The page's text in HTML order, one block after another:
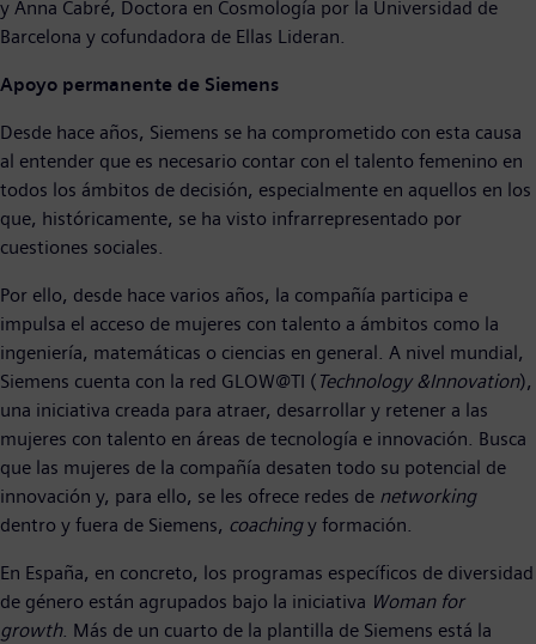
y Anna Cabré, Doctora en Cosmología por la Universidad de
Barcelona y cofundadora de Ellas Lideran.
Apoyo permanente de Siemens
Desde hace años, Siemens se ha comprometido con esta causa
al entender que es necesario contar con el talento femenino en
todos los ámbitos de decisión, especialmente en aquellos en los
que, históricamente, se ha visto infrarrepresentado por
cuestiones sociales.
Por ello, desde hace varios años, la compañía participa e
impulsa el acceso de mujeres con talento a ámbitos como la
ingeniería, matemáticas o ciencias en general. A nivel mundial,
Siemens cuenta con la red GLOW@TI ( Technology &Innovation),
una iniciativa creada para atraer, desarrollar y retener a las
mujeres con talento en áreas de tecnología e innovación. Busca
que las mujeres de la compañía desaten todo su potencial de
innovación y, para ello, se les ofrece redes de networking
dentro y fuera de Siemens, coachingy formación.
En España, en concreto, los programas específicos de diversidad
de género están agrupados bajo la iniciativa Woman for
growth. Más de un cuarto de la plantilla de Siemens está la